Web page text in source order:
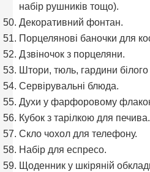
набір рушників тощо).
Декоративний фонтан.
Порцелянові баночки для
Дзвіночок з порцеляни.
Штори, тюль, гардини білого
Сервірувальні блюда.
Духи у фарфоровому
Кубок з тарілкою для печива.
Скло чохол для телефону.
Набір для еспресо.
Щоденник у шкіряній